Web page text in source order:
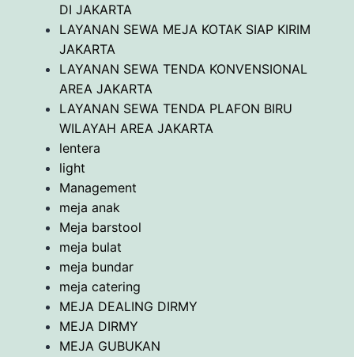
DI JAKARTA
LAYANAN SEWA MEJA KOTAK SIAP KIRIM
JAKARTA
LAYANAN SEWA TENDA KONVENSIONAL
AREA JAKARTA
LAYANAN SEWA TENDA PLAFON BIRU
WILAYAH AREA JAKARTA
lentera
light
Management
meja anak
Meja barstool
meja bulat
meja bundar
meja catering
MEJA DEALING DIRMY
MEJA DIRMY
MEJA GUBUKAN